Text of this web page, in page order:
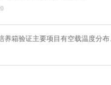
养箱验证主要项目有空载温度分